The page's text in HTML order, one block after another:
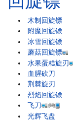
木制回旋镖
附魔回旋镖
冰雪回旋镖
蘑菇回旋镖
水果蛋糕旋刃
血腥砍刀
荆棘旋刃
烈焰回旋镖
飞刀
光辉飞盘